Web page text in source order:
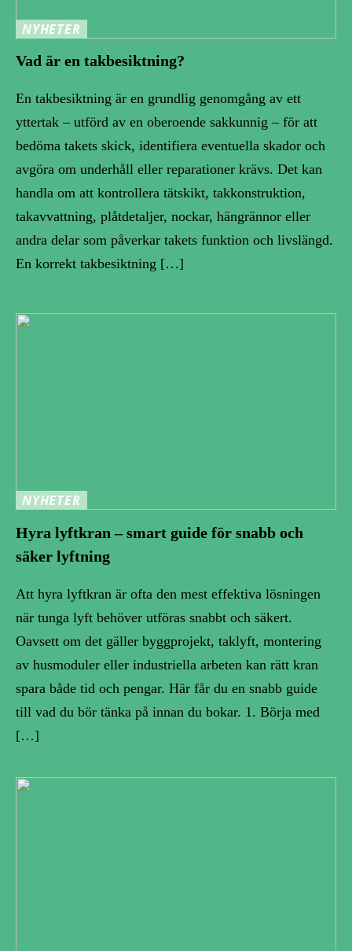
NYHETER
Vad är en takbesiktning?
En takbesiktning är en grundlig genomgång av ett
yttertak – utförd av en oberoende sakkunnig – för att
bedöma takets skick, identifiera eventuella skador och
avgöra om underhåll eller reparationer krävs. Det kan
handla om att kontrollera tätskikt, takkonstruktion,
takavvattning, plåtdetaljer, nockar, hängrännor eller
andra delar som påverkar takets funktion och livslängd.
En korrekt takbesiktning […]
NYHETER
Hyra lyftkran – smart guide för snabb och
säker lyftning
Att hyra lyftkran är ofta den mest effektiva lösningen
när tunga lyft behöver utföras snabbt och säkert.
Oavsett om det gäller byggprojekt, taklyft, montering
av husmoduler eller industriella arbeten kan rätt kran
spara både tid och pengar. Här får du en snabb guide
till vad du bör tänka på innan du bokar. 1. Börja med
[…]